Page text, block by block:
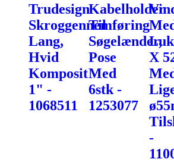
Trudesign
Skroggennemføring
Lang,
Hvid
Komposit
1" -
1068511
Kabelholder
Til
Søgelænder,
Pose
Med
6stk -
1253077
X
-